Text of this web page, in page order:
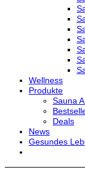
Wellness
Produkte
Sauna
Deals
News
Gesundes